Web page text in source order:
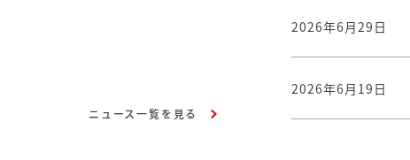
ニュース一覧を見る
2026年6月29日
2026年6月19日